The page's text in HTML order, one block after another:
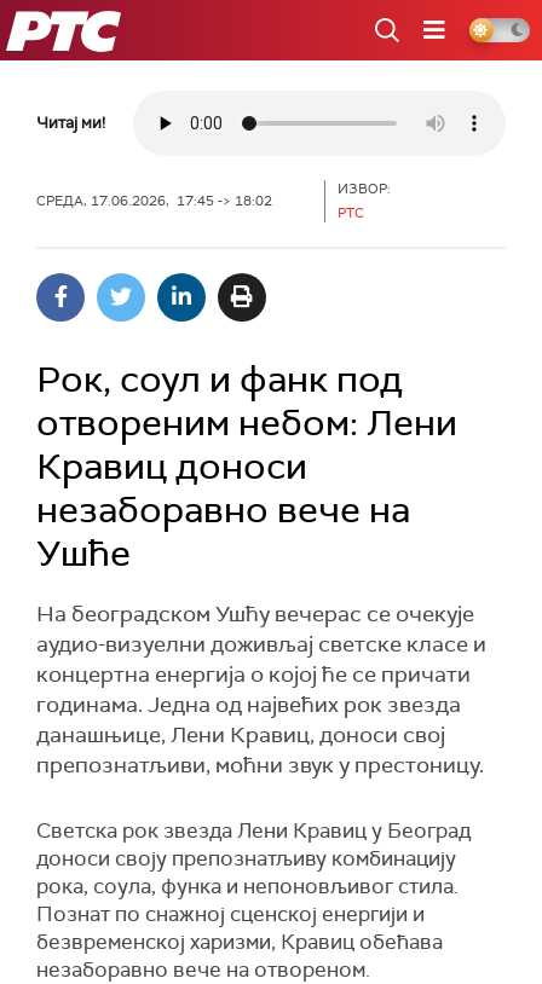
РТС
Читај ми!
СРЕДА, 17.06.2026, 17:45 -> 18:02
ИЗВОР:
РТС
Рок, соул и фанк под
отвореним небом: Лени
Кравиц доноси
незаборавно вече на
Ушће
На београдском Ушћу вечерас се очекује
аудио-визуелни доживљај светске класе и
концертна енергија о којој ће се причати
годинама. Једна од највећих рок звезда
данашњице, Лени Кравиц, доноси свој
препознатљиви, моћни звук у престоницу.
Светска рок звезда Лени Кравиц у Београд
доноси своју препознатљиву комбинацију
рока, соула, функа и непоновљивог стила.
Познат по снажној сценској енергији и
безвременској харизми, Кравиц обећава
незаборавно вече на отвореном.